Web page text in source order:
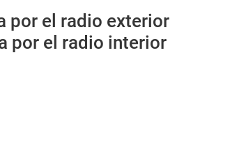
por el radio exterior
por el radio interior